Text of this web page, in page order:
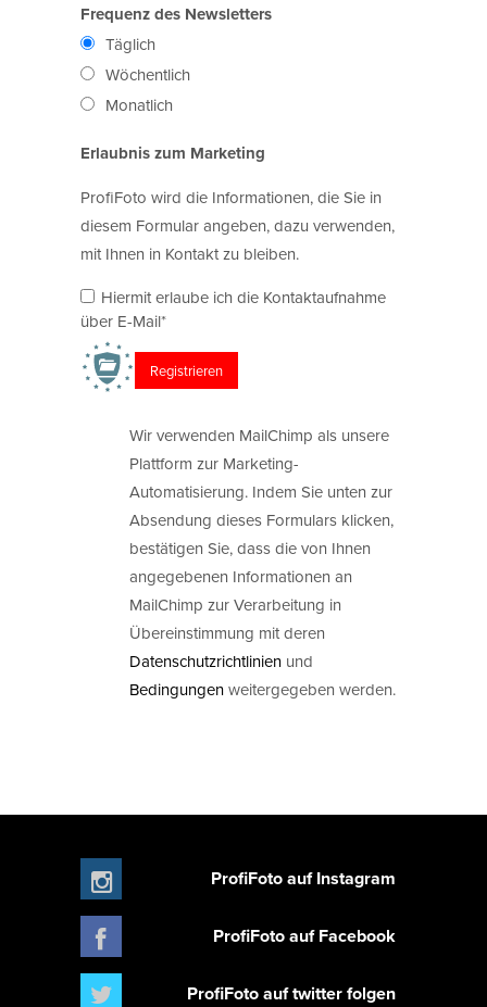
Frequenz des Newsletters
Täglich
Wöchentlich
Monatlich
Erlaubnis zum Marketing
ProfiFoto wird die Informationen, die Sie in
diesem Formular angeben, dazu verwenden,
mit Ihnen in Kontakt zu bleiben.
Hiermit erlaube ich die Kontaktaufnahme
über E-Mail*
Wir verwenden MailChimp als unsere
Plattform zur Marketing-
Automatisierung. Indem Sie unten zur
Absendung dieses Formulars klicken,
bestätigen Sie, dass die von Ihnen
angegebenen Informationen an
MailChimp zur Verarbeitung in
Übereinstimmung mit deren
Datenschutzrichtlinien und
Bedingungenweitergegeben werden.
ProfiFoto auf Instagram
ProfiFoto auf Facebook
ProfiFoto auf twitter folgen